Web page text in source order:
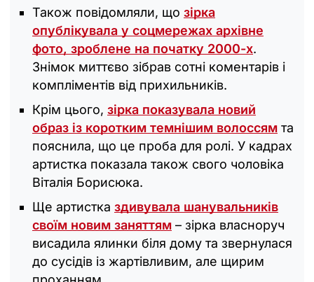
Також повідомляли, що зірка
опублікувала у соцмережах архівне
фото, зроблене на початку 2000-х.
Знімок миттєво зібрав сотні коментарів і
компліментів від прихильників.
Крім цього, зірка показувала новий
образ із коротким темнішим волоссям та
пояснила, що це проба для ролі. У кадрах
артистка показала також свого чоловіка
Віталія Борисюка.
Ще артистка здивувала шанувальників
своїм новим заняттям – зірка власноруч
висадила ялинки біля дому та звернулася
до сусідів із жартівливим, але щирим